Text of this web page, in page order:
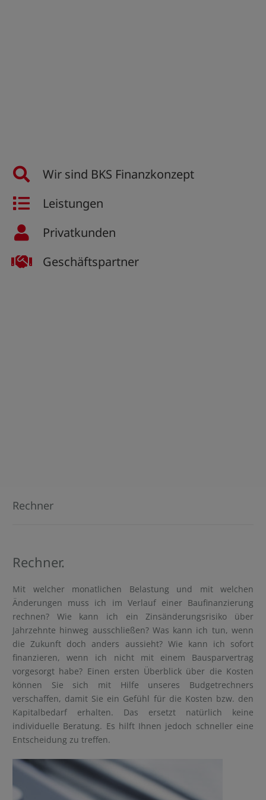
Wir sind BKS Finanzkonzept
Leistungen
Privatkunden
Geschäftspartner
Rechner
Rechner.
Mit welcher monatlichen Belastung und mit welchen
Änderungen muss ich im Verlauf einer Baufinanzierung
rechnen? Wie kann ich ein Zinsänderungsrisiko über
Jahrzehnte hinweg ausschließen? Was kann ich tun, wenn
die Zukunft doch anders aussieht? Wie kann ich sofort
finanzieren, wenn ich nicht mit einem Bausparvertrag
vorgesorgt habe? Einen ersten Überblick über die Kosten
können Sie sich mit Hilfe unseres Budgetrechners
verschaffen, damit Sie ein Gefühl für die Kosten bzw. den
Kapitalbedarf erhalten. Das ersetzt natürlich keine
individuelle Beratung. Es hilft Ihnen jedoch schneller eine
Entscheidung zu treffen.